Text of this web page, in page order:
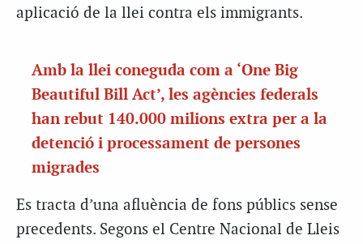
aplicació de la llei contra els immigrants.
Amb la llei coneguda com a ‘One Big
Beautiful Bill Act’, les agències federals
han rebut 140.000 milions extra per a la
detenció i processament de persones
migrades
Es tracta d’una afluència de fons públics sense
precedents. Segons el Centre Nacional de Lleis